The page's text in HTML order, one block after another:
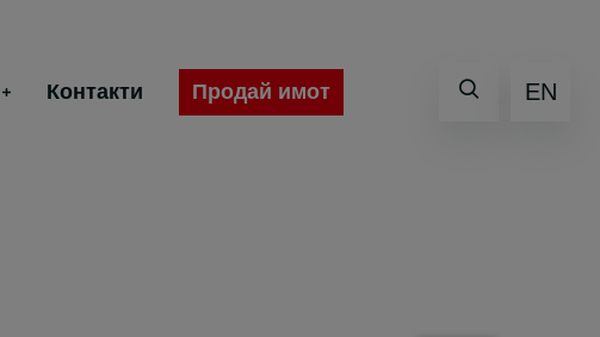
Контакти Продай имот EN